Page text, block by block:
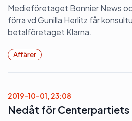
Medieföretaget Bonnier News
förra vd Gunilla Herlitz får
betalföretaget Klarna.
Affärer
2019-10-01, 23:08
Nedåt för Centerpartiets